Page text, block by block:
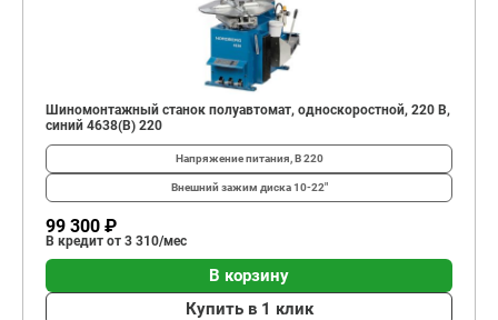
Шиномонтажный станок полуавтомат, односкоростной, 220 В,
синий 4638(B) 220
Напряжение питания, В220
Внешний зажим диска10-22"
99 300 ₽
В кредит от 3 310/мес
В корзину
Купить в 1 клик